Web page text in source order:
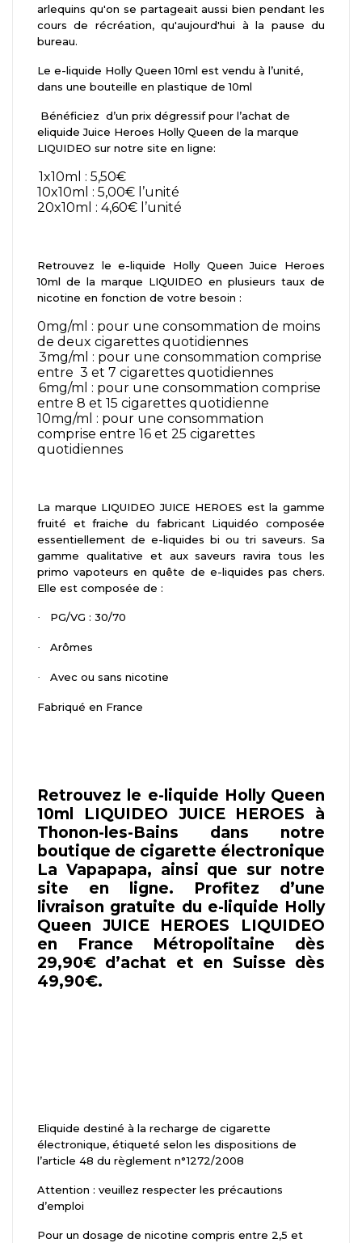
arlequins qu'on se partageait aussi bien pendant les
cours de récréation, qu'aujourd'hui à la pause du
bureau.
Le e-liquide Holly Queen 10ml est vendu à l’unité,
dans une bouteille en plastique de 10ml
Bénéficiez d’un prix dégressif pour l’achat de
eliquide Juice Heroes Holly Queen de la marque
LIQUIDEO sur notre site en ligne:
1x10ml : 5,50€
10x10ml : 5,00€ l’unité
20x10ml : 4,60€ l’unité
Retrouvez le e-liquide Holly Queen Juice Heroes
10ml de la marque LIQUIDEO en plusieurs taux de
nicotine en fonction de votre besoin :
0mg/ml : pour une consommation de moins
de deux cigarettes quotidiennes
3mg/ml : pour une consommation comprise
entre 3 et 7 cigarettes quotidiennes
6mg/ml : pour une consommation comprise
entre 8 et 15 cigarettes quotidienne
10mg/ml : pour une consommation
comprise entre 16 et 25 cigarettes
quotidiennes
La marque LIQUIDEO JUICE HEROES est la gamme
fruité et fraiche du fabricant Liquidéo composée
essentiellement de e-liquides bi ou tri saveurs. Sa
gamme qualitative et aux saveurs ravira tous les
primo vapoteurs en quête de e-liquides pas chers.
Elle est composée de :
· PG/VG : 30/70
· Arômes
· Avec ou sans nicotine
Fabriqué en France
Retrouvez le e-liquide Holly Queen
10ml LIQUIDEO JUICE HEROES à
Thonon-les-Bains dans notre
boutique de cigarette électronique
La Vapapapa, ainsi que sur notre
site en ligne. Profitez d’une
livraison gratuite du e-liquide Holly
Queen JUICE HEROES LIQUIDEO
en France Métropolitaine dès
29,90€ d’achat et en Suisse dès
49,90€.
Eliquide destiné à la recharge de cigarette
électronique, étiqueté selon les dispositions de
l’article 48 du règlement n°1272/2008
Attention : veuillez respecter les précautions
d’emploi
Pour un dosage de nicotine compris entre 2,5 et